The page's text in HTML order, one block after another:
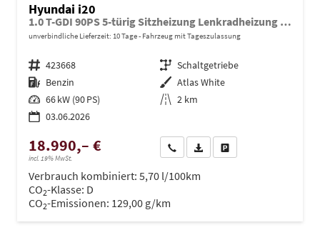
Hyundai i20
1.0 T-GDI 90PS 5-türig Sitzheizung Lenkradheizung Rückf.Kamera PDC Klima Apple CarPlay Android Auto Tempomat Touchscreen
unverbindliche Lieferzeit: 10 Tage Fahrzeug mit Tageszulassung
Fahrzeugnr. 423668 Getriebe Schaltgetriebe
Kraftstoff Benzin Außenfarbe Atlas White
Leistung 66 kW (90 PS) Kilometerstand 2 km
03.06.2026
18.990,– €
incl. 19% MwSt.
Wir rufen Sie anPDF-Datei, Fahrzeugexposé
Verbrauch kombiniert: 5,70 l/100km
CO2-Klasse: D
CO2-Emissionen: 129,00 g/km